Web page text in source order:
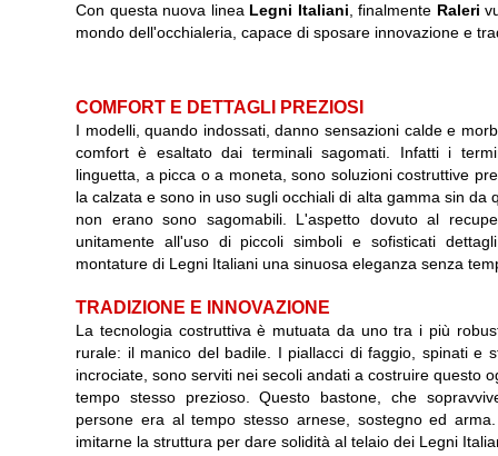
Con questa nuova linea Legni Italiani , finalmente Raleri
mondo dell'occhialeria, capace di sposare innovazione e
COMFORT E DETTAGLI PREZIOSI
I modelli, quando indossati, danno sensazioni calde e
comfort è esaltato dai terminali sagomati. Infatti i
linguetta, a picca o a moneta, sono soluzioni costruttive
la calzata e sono in uso sugli occhiali di alta gamma sin da
non erano sono sagomabili. L'aspetto dovuto al
unitamente all'uso di piccoli simboli e sofisticati
montature di Legni Italiani una sinuosa eleganza senza
TRADIZIONE E INNOVAZIONE
La tecnologia costruttiva è mutuata da uno tra i più
rurale: il manico del badile. I piallacci di faggio, spinati e
incrociate, sono serviti nei secoli andati a costruire questo
tempo stesso prezioso. Questo bastone, che
persone era al tempo stesso arnese, sostegno ed
imitarne la struttura per dare solidità al telaio dei Legni